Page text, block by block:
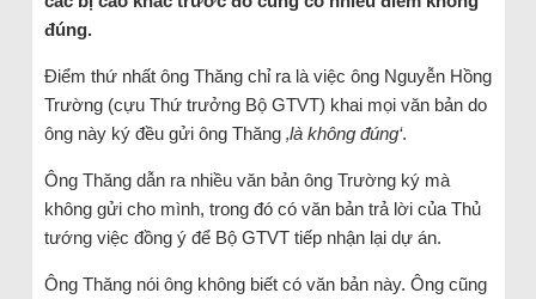
đúng.
Điểm thứ nhất ông Thăng chỉ ra là việc ông Nguyễn Hồng
Trường (cựu Thứ trưởng Bộ GTVT) khai mọi văn bản do
ông này ký đều gửi ông Thăng ‚là không đúng‘.
Ông Thăng dẫn ra nhiều văn bản ông Trường ký mà
không gửi cho mình, trong đó có văn bản trả lời của Thủ
tướng việc đồng ý để Bộ GTVT tiếp nhận lại dự án.
Ông Thăng nói ông không biết có văn bản này. Ông cũng